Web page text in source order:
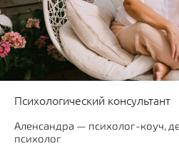
Психологический консультант
Аленсандра — психолог-коуч,
психолог